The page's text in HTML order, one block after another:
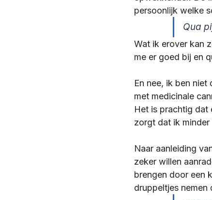
persoonlijk welke
Qua
Wat ik erover kan
me er goed bij en
En nee, ik ben
met medicinale
Het is prachtig dat
zorgt dat ik
Naar aanleiding
zeker willen
brengen door een
druppeltjes nemen